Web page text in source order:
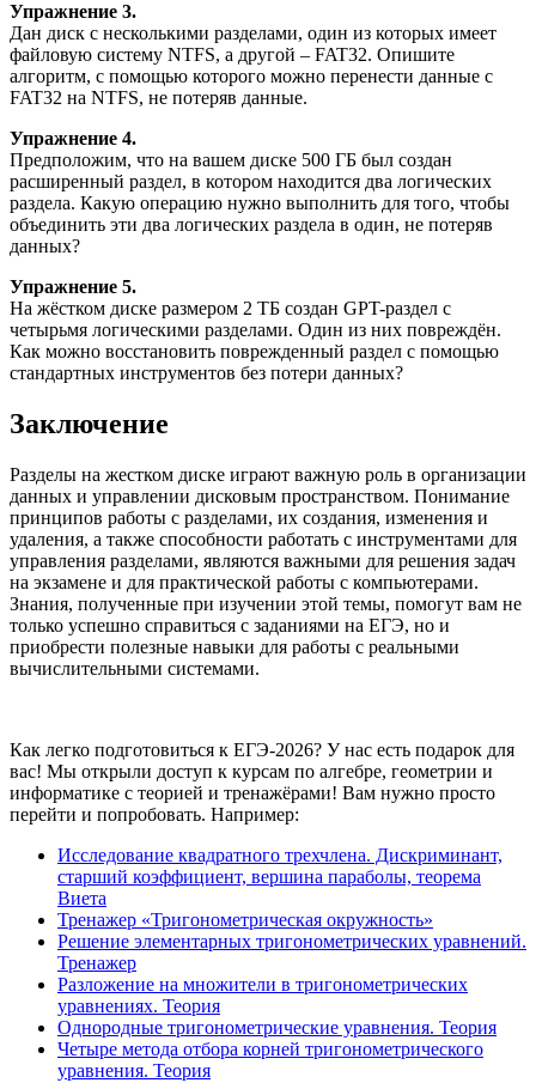
Упражнение 3.
Дан диск с несколькими разделами, один из которых имеет
файловую систему NTFS, а другой – FAT32. Опишите
алгоритм, с помощью которого можно перенести данные с
FAT32 на NTFS, не потеряв данные.
Упражнение 4.
Предположим, что на вашем диске 500 ГБ был создан
расширенный раздел, в котором находится два логических
раздела. Какую операцию нужно выполнить для того, чтобы
объединить эти два логических раздела в один, не потеряв
данных?
Упражнение 5.
На жёстком диске размером 2 ТБ создан GPT-раздел с
четырьмя логическими разделами. Один из них повреждён.
Как можно восстановить поврежденный раздел с помощью
стандартных инструментов без потери данных?
Заключение
Разделы на жестком диске играют важную роль в организации
данных и управлении дисковым пространством. Понимание
принципов работы с разделами, их создания, изменения и
удаления, а также способности работать с инструментами для
управления разделами, являются важными для решения задач
на экзамене и для практической работы с компьютерами.
Знания, полученные при изучении этой темы, помогут вам не
только успешно справиться с заданиями на ЕГЭ, но и
приобрести полезные навыки для работы с реальными
вычислительными системами.
Как легко подготовиться к ЕГЭ-2026? У нас есть подарок для
вас! Мы открыли доступ к курсам по алгебре, геометрии и
информатике с теорией и тренажёрами! Вам нужно просто
перейти и попробовать. Например:
Исследование квадратного трехчлена. Дискриминант,
старший коэффициент, вершина параболы, теорема
Виета
Тренажер «Тригонометрическая окружность»
Решение элементарных тригонометрических уравнений.
Тренажер
Разложение на множители в тригонометрических
уравнениях. Теория
Однородные тригонометрические уравнения. Теория
Четыре метода отбора корней тригонометрического
уравнения. Теория